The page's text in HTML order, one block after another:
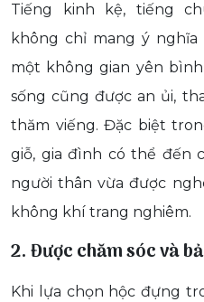
Tiếng kinh kệ, tiếng
không chỉ mang ý
một không gian yên
sống cũng được an ủi,
thăm viếng. Đặc biệt
giỗ, gia đình có thể đến
người thân vừa được
không khí trang nghiêm.
2. Được chăm sóc và
Khi lựa chọn hộc đựng